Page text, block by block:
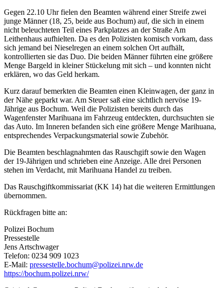
Gegen 22.10 Uhr fielen den Beamten während einer Streife zwei
junge Männer (18, 25, beide aus Bochum) auf, die sich in einem
nicht beleuchteten Teil eines Parkplatzes an der Straße Am
Leithenhaus aufhielten. Da es den Polizisten komisch vorkam, dass
sich jemand bei Nieselregen an einem solchen Ort aufhält,
kontrollierten sie das Duo. Die beiden Männer führten eine größere
Menge Bargeld in kleiner Stückelung mit sich – und konnten nicht
erklären, wo das Geld herkam.
Kurz darauf bemerkten die Beamten einen Kleinwagen, der ganz in
der Nähe geparkt war. Am Steuer saß eine sichtlich nervöse 19-
Jährige aus Bochum. Weil die Polizisten bereits durch das
Wagenfenster Marihuana im Fahrzeug entdeckten, durchsuchten sie
das Auto. Im Inneren befanden sich eine größere Menge Marihuana,
entsprechendes Verpackungsmaterial sowie Zubehör.
Die Beamten beschlagnahmten das Rauschgift sowie den Wagen
der 19-Jährigen und schrieben eine Anzeige. Alle drei Personen
stehen im Verdacht, mit Marihuana Handel zu treiben.
Das Rauschgiftkommissariat (KK 14) hat die weiteren Ermittlungen
übernommen.
Rückfragen bitte an:
Polizei Bochum
Pressestelle
Jens Artschwager
Telefon: 0234 909 1023
E-Mail: pressestelle.bochum@polizei.nrw.de
https://bochum.polizei.nrw/